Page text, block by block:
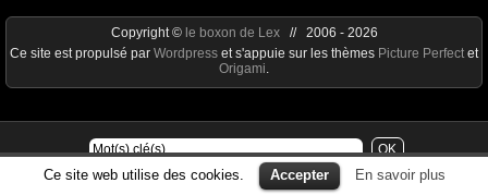
Ce site web utilise des cookies. Accepter En savoir plus
Copyright © le boxon de Lex// 2006 - 2026
Ce site est propulsé par Wordpress et s'appuie sur les thèmes Picture Perfect et
Origami.